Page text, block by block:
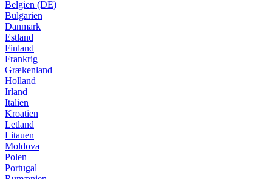
Belgien (DE)
Bulgarien
Danmark
Estland
Finland
Frankrig
Grækenland
Holland
Irland
Italien
Kroatien
Letland
Litauen
Moldova
Polen
Portugal